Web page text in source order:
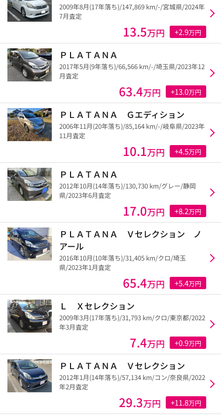
2009年8月(17年落ち)/147,869 km/-/宮城県/2024年
7月査定
13.5万円 +2.9万円
ＰＬＡＴＡＮＡ
2017年5月(9年落ち)/66,566 km/-/埼玉県/2023年12
月査定
63.4万円 +13.0万円
ＰＬＡＴＡＮＡ Ｇエディション
2006年11月(20年落ち)/85,164 km/-/岐阜県/2023年
11月査定
10.1万円 +4.5万円
ＰＬＡＴＡＮＡ
2012年10月(14年落ち)/130,730 km/グレー/静岡
県/2023年6月査定
17.0万円 +8.2万円
ＰＬＡＴＡＮＡ Ｖセレクション ノ
アール
2016年10月(10年落ち)/31,405 km/クロ/埼玉
県/2023年1月査定
65.4万円 +5.4万円
Ｌ Ｘセレクション
2009年3月(17年落ち)/31,793 km/クロ/東京都/2022
年3月査定
7.4万円 +0.9万円
ＰＬＡＴＡＮＡ Ｖセレクション
2012年1月(14年落ち)/57,134 km/コン/奈良県/2022
年2月査定
29.3万円 +11.8万円